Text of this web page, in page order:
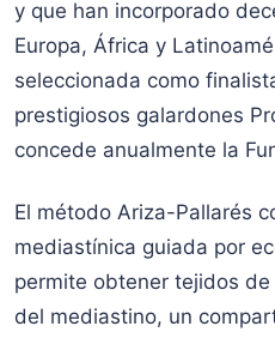
y que han incorporado
Europa, África y
seleccionada como
prestigiosos galardones
concede anualmente la
El método Ariza-Pallarés
mediastínica guiada por
permite obtener tejidos
del mediastino, un